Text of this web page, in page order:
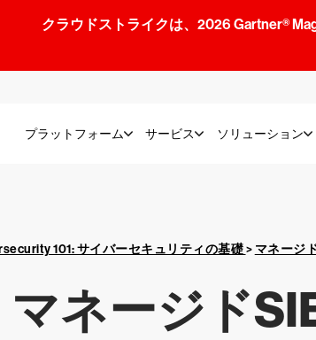
クラウドストライクは、2026 Gartner®
プラットフォーム サービス ソリューション
101: サイバーセキュリティの基礎> マネージ
マネージド